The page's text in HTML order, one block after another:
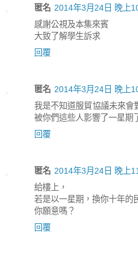
匿名 2014年3月24日 晚上
感謝公視及本集來賓
大致了解學生訴求
回覆
匿名 2014年3月24日 晚上
我是不知道服貿協議未來會
被你們這些人影響了一星期
回覆
匿名 2014年3月24日 晚上
給樓上，
若是以一星期，換你十年的
你願意嗎？
回覆